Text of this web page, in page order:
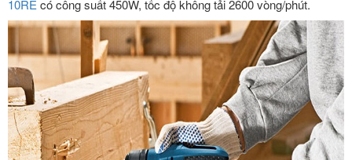
10RE có công suất 450W, tốc độ không tải 2600 vòng/phút.